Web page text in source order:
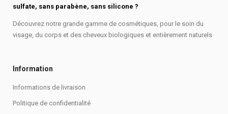
sulfate, sans parabène, sans silicone ?
Découvrez notre grande gamme de cosmétiques, pour le soin du
visage, du corps et des cheveux biologiques et entièrement naturels
Information
Informations de livraison
Politique de confidentialité